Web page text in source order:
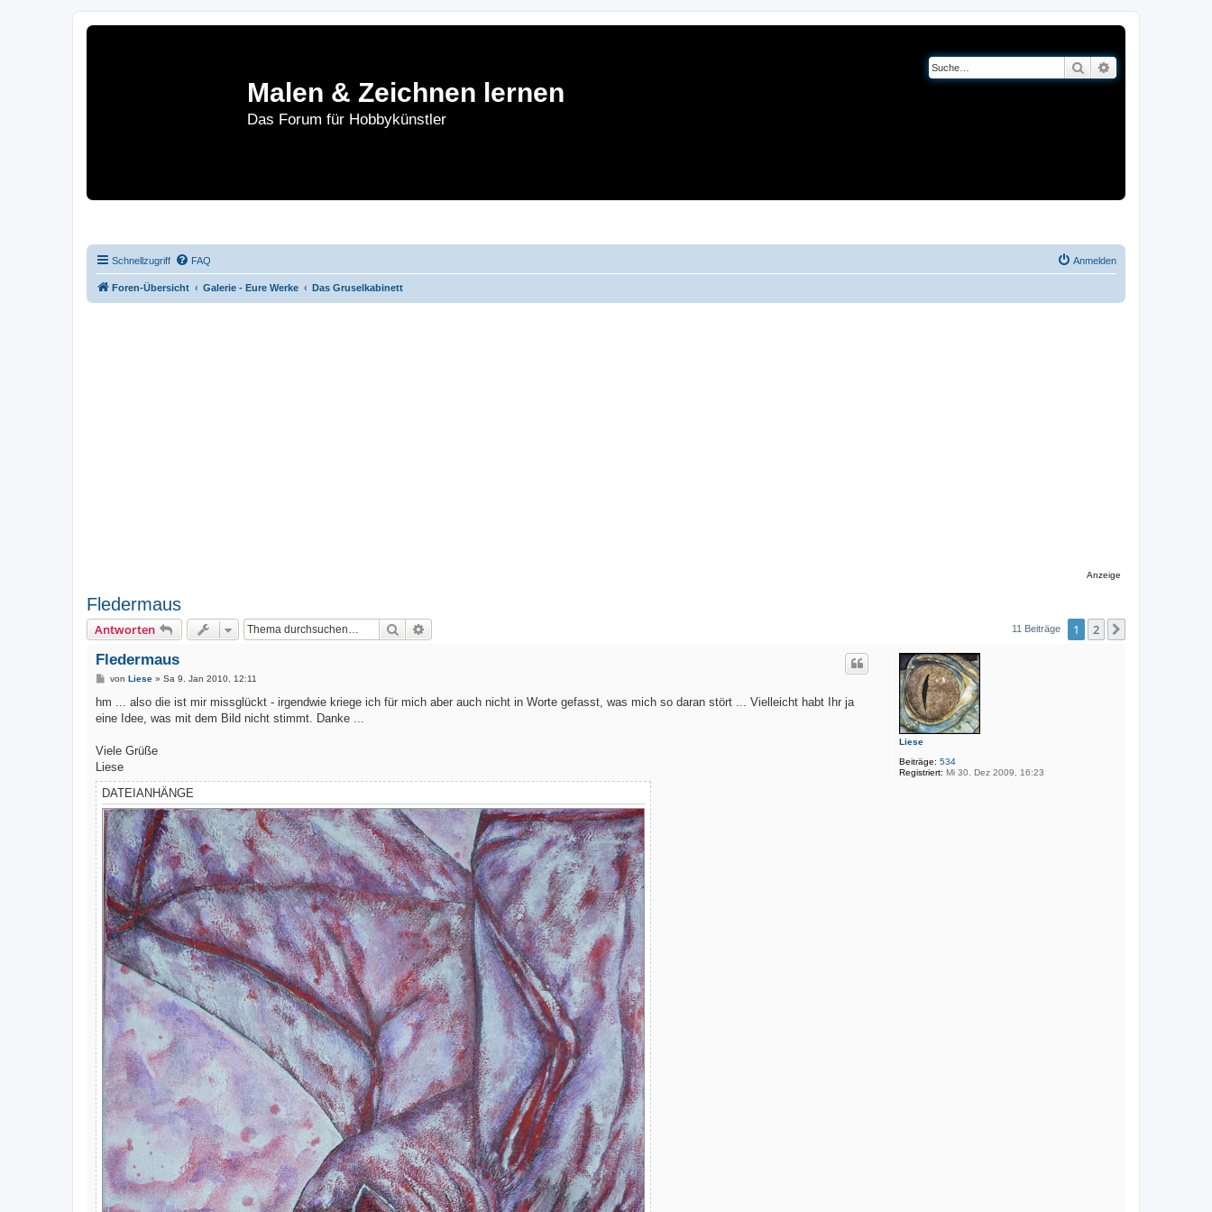
Malen & Zeichnen lernen
Das Forum für Hobbykünstler
Suche
Schnellzugriff FAQ Anmelden
Foren-Übersicht Galerie - Eure Werke Das Gruselkabinett
Anzeige
Fledermaus
Antworten Suche 11 Beiträge 1 2
Liese
Beiträge: 534
Registriert: Mi 30. Dez 2009, 16:23
Fledermaus
B
i
r
von Liese» Sa 9. Jan 2010, 12:11
hm ... also die ist mir missglückt - irgendwie kriege ich für mich aber auch nicht in Worte gefasst, was mich so daran stört ... Vielleicht habt Ihr ja
eine Idee, was mit dem Bild nicht stimmt. Danke ...
Viele Grüße
Liese
DATEIANHÄNGE